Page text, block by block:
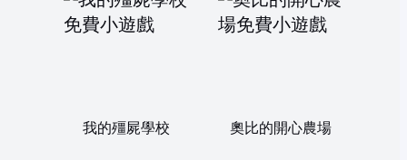
我的殭屍學校 奧比的開心農場